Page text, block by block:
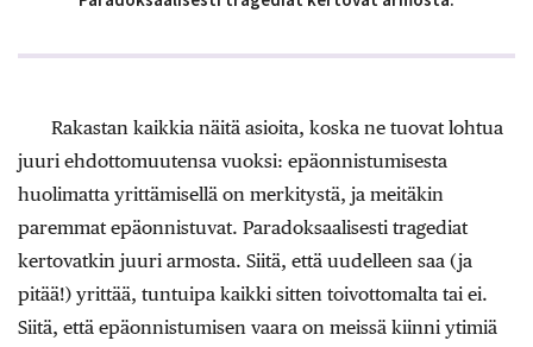
Rakastan kaikkia näitä asioita, koska ne tuovat lohtua
juuri ehdottomuutensa vuoksi: epäonnistumisesta
huolimatta yrittämisellä on merkitystä, ja meitäkin
paremmat epäonnistuvat. Paradoksaalisesti tragediat
kertovatkin juuri armosta. Siitä, että uudelleen saa (ja
pitää!) yrittää, tuntuipa kaikki sitten toivottomalta tai ei.
Siitä, että epäonnistumisen vaara on meissä kiinni ytimiä